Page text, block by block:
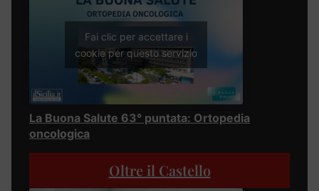
Fai clic per accettare i
cookie per questo servizio
La Buona Salute 63° puntata: Ortopedia
oncologica
Oltre il Castello